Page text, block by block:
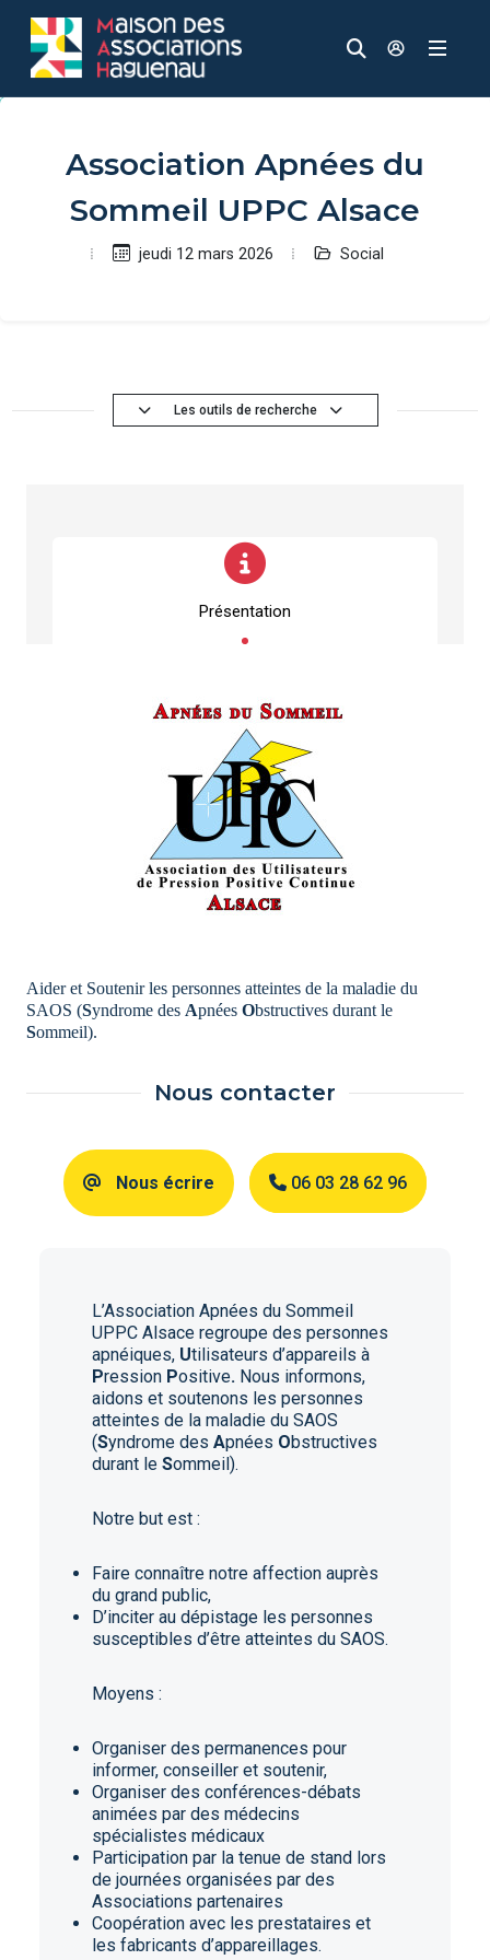
Aller au contenu principal
Aller au menu
Aller au moteur de recherche
Recherche
Accèder à
Association Apnées du
Sommeil UPPC Alsace
jeudi 12 mars 2026 Social
Les outils de recherche
Présentation
Aider et Soutenir les personnes atteintes de la maladie du
SAOS (Syndrome des Apnées Obstructives durant le
Sommeil).
Nous contacter
Nous écrire 06 03 28 62 96
L’Association Apnées du Sommeil
UPPC Alsace regroupe des personnes
apnéiques, Utilisateurs d’appareils à
Pression Positive. Nous informons,
aidons et soutenons les personnes
atteintes de la maladie du SAOS
(Syndrome des Apnées Obstructives
durant le Sommeil).
Notre but est :
Faire connaître notre affection auprès
du grand public,
D’inciter au dépistage les personnes
susceptibles d’être atteintes du SAOS.
Moyens :
Organiser des permanences pour
informer, conseiller et soutenir,
Organiser des conférences-débats
animées par des médecins
spécialistes médicaux
Participation par la tenue de stand lors
de journées organisées par des
Associations partenaires
Coopération avec les prestataires et
les fabricants d’appareillages.